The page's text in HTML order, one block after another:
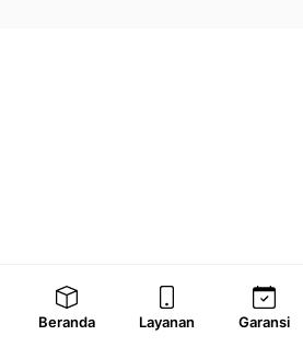
Beranda Layanan Garansi